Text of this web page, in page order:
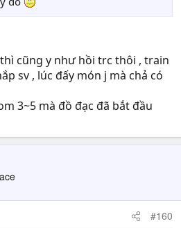
cũng y như hồi trc thôi , train
sv , lúc đấy món j mà chả có
3~5 mà đồ đạc đã bắt đầu
#160